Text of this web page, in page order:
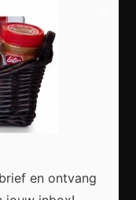
Bedrijven:
Moderne
en ontvang